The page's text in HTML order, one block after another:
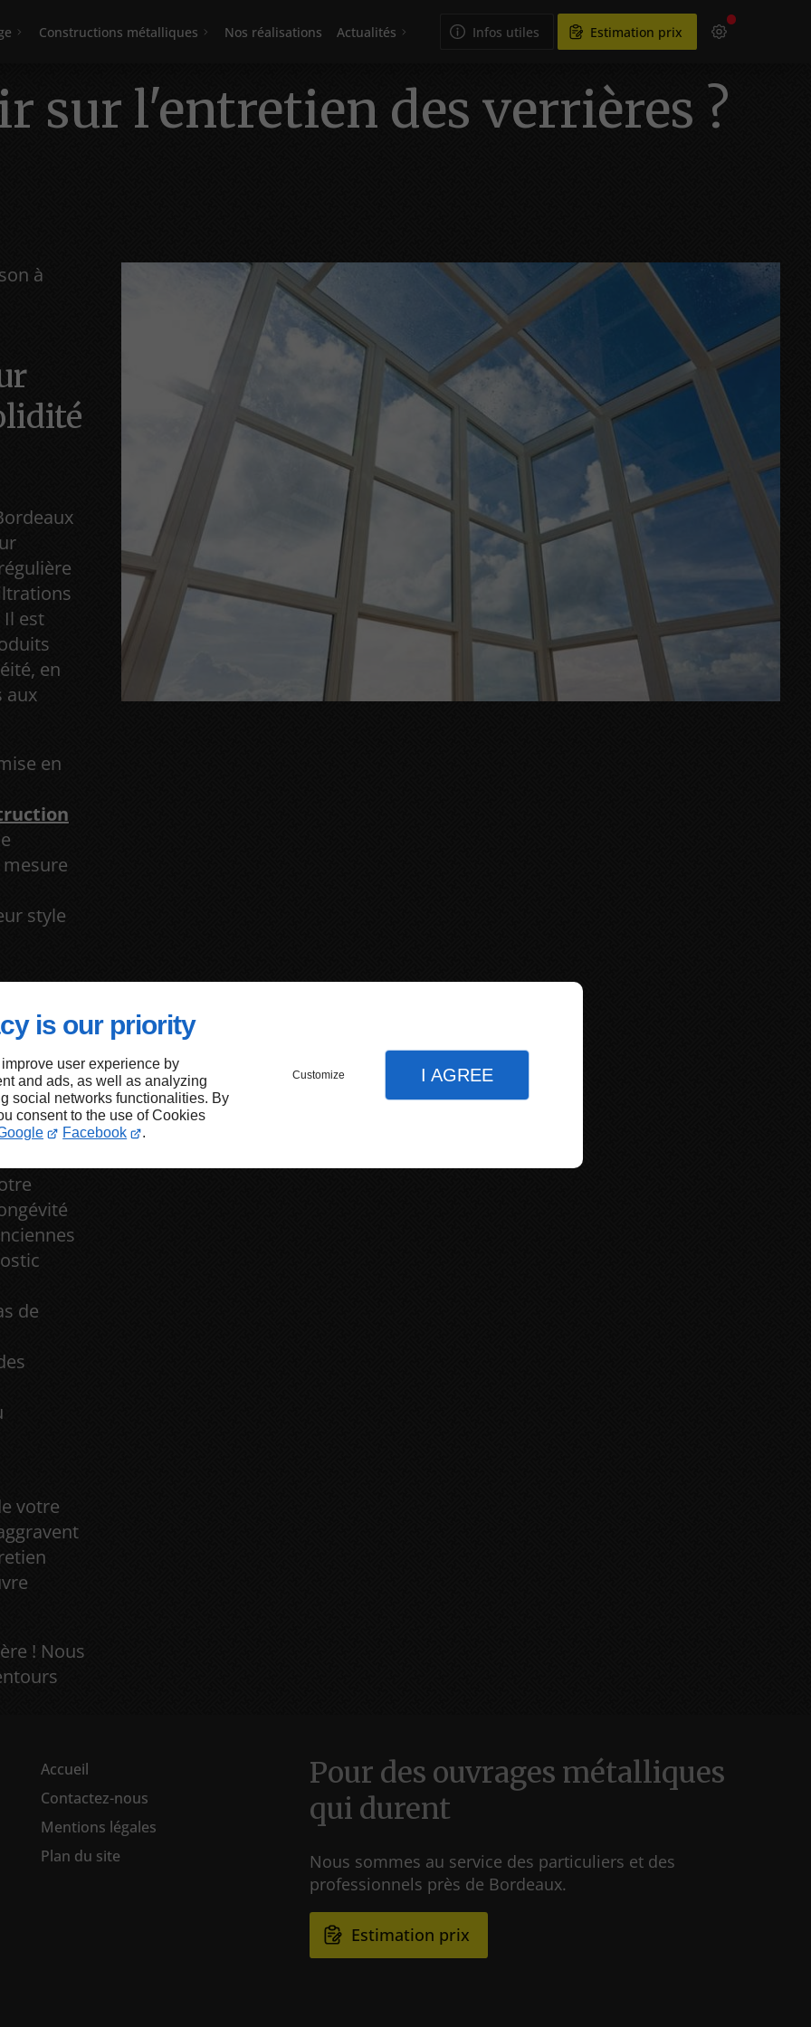
is our priority
user experience by
and ads, as well as analyzing
social networks functionalities. By
consent to the use of Cookies
Facebook .
Customize I AGREE
Constructions métalliques Nos réalisations Actualités Infos utiles Estimation prix
sur l'entretien des verrières ?
à
est
en
aux
en
style
de
votre
! Nous
Accueil
Contactez-nous
Mentions légales
Plan du site
Pour des ouvrages métalliques
qui durent
Nous sommes au service des particuliers et des
professionnels près de Bordeaux.
Estimation prix